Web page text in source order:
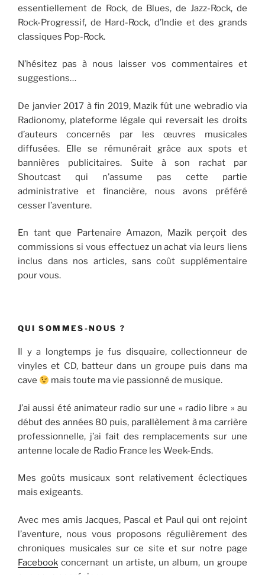
essentiellement de Rock, de Blues, de Jazz-Rock, de
Rock-Progressif, de Hard-Rock, d’Indie et des grands
classiques Pop-Rock.
N’hésitez pas à nous laisser vos commentaires et
suggestions…
De janvier 2017 à fin 2019, Mazik fût une webradio via
Radionomy, plateforme légale qui reversait les droits
d’auteurs concernés par les œuvres musicales
diffusées. Elle se rémunérait grâce aux spots et
bannières publicitaires. Suite à son rachat par
Shoutcast qui n’assume pas cette partie
administrative et financière, nous avons préféré
cesser l’aventure.
En tant que Partenaire Amazon, Mazik perçoit des
commissions si vous effectuez un achat via leurs liens
inclus dans nos articles, sans coût supplémentaire
pour vous.
QUI SOMMES-NOUS ?
Il y a longtemps je fus disquaire, collectionneur de
vinyles et CD, batteur dans un groupe puis dans ma
cave
mais toute ma vie passionné de musique.
J’ai aussi été animateur radio sur une « radio libre » au
début des années 80 puis, parallèlement à ma carrière
professionnelle, j’ai fait des remplacements sur une
antenne locale de Radio France les Week-Ends.
Mes goûts musicaux sont relativement éclectiques
mais exigeants.
Avec mes amis Jacques, Pascal et Paul qui ont rejoint
l’aventure, nous vous proposons régulièrement des
chroniques musicales sur ce site et sur notre page
Facebook concernant un artiste, un album, un groupe